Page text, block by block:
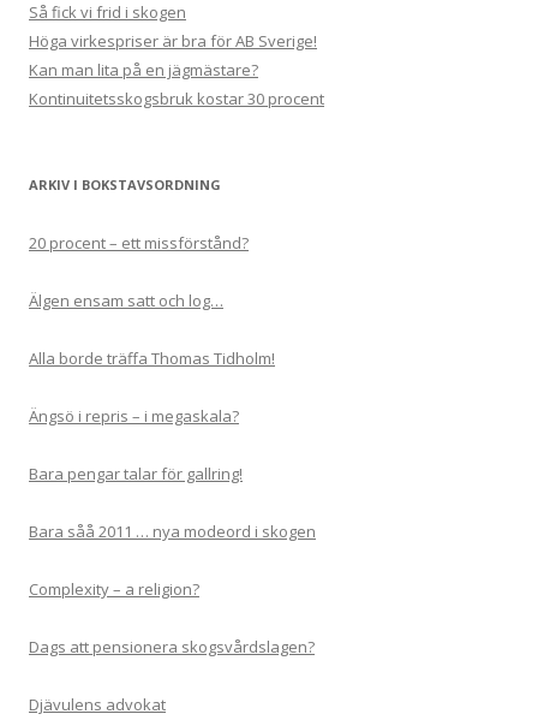
Så fick vi frid i skogen
Höga virkespriser är bra för AB Sverige!
Kan man lita på en jägmästare?
Kontinuitetsskogsbruk kostar 30 procent
ARKIV I BOKSTAVSORDNING
20 procent – ett missförstånd?
Älgen ensam satt och log…
Alla borde träffa Thomas Tidholm!
Ängsö i repris – i megaskala?
Bara pengar talar för gallring!
Bara såå 2011 … nya modeord i skogen
Complexity – a religion?
Dags att pensionera skogsvårdslagen?
Djävulens advokat